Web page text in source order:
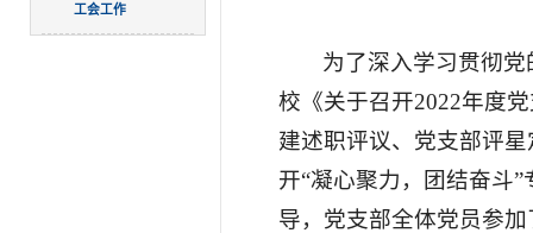
工会工作
为了深入学习贯彻
校《关于召开2022年度
建述职评议、党支部评
开“凝心聚力，团结奋斗
导，党支部全体党员参